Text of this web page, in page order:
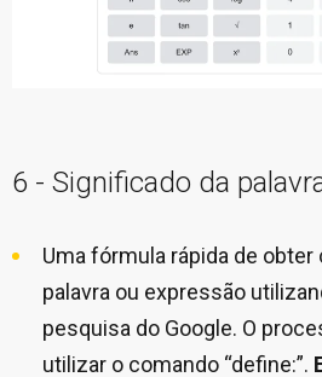
6 - Significado da
Uma fórmula rápida de
palavra ou expressão
pesquisa do Google. O
utilizar o comando “define:”.